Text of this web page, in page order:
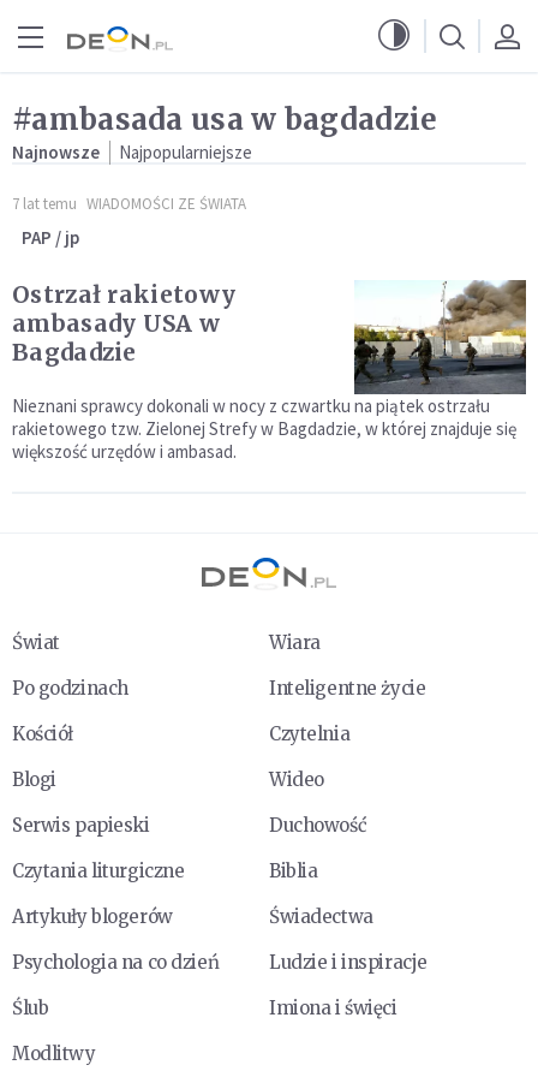
#ambasada usa w bagdadzie
Najnowsze Najpopularniejsze
7 lat temu WIADOMOŚCI ZE ŚWIATA
PAP / jp
Ostrzał rakietowy
ambasady USA w
Bagdadzie
Nieznani sprawcy dokonali w nocy z czwartku na piątek ostrzału
rakietowego tzw. Zielonej Strefy w Bagdadzie, w której znajduje się
większość urzędów i ambasad.
Świat
Wiara
Po godzinach
Inteligentne życie
Kościół
Czytelnia
Blogi
Wideo
Serwis papieski
Duchowość
Czytania liturgiczne
Biblia
Artykuły blogerów
Świadectwa
Psychologia na co dzień
Ludzie i inspiracje
Ślub
Imiona i święci
Modlitwy